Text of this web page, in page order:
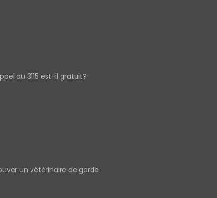
au 3115 est-il gratuit?
un vétérinaire de garde